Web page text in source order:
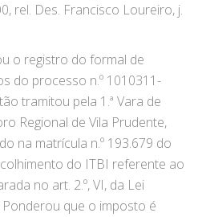
rel. Des. Francisco Loureiro, j.
o registro do formal de
do processo n.º 1010311-
tramitou pela 1.ª Vara de
Regional de Vila Prudente,
na matrícula n.º 193.679 do
do ITBI referente ao
no art. 2.º, VI, da Lei
Ponderou que o imposto é